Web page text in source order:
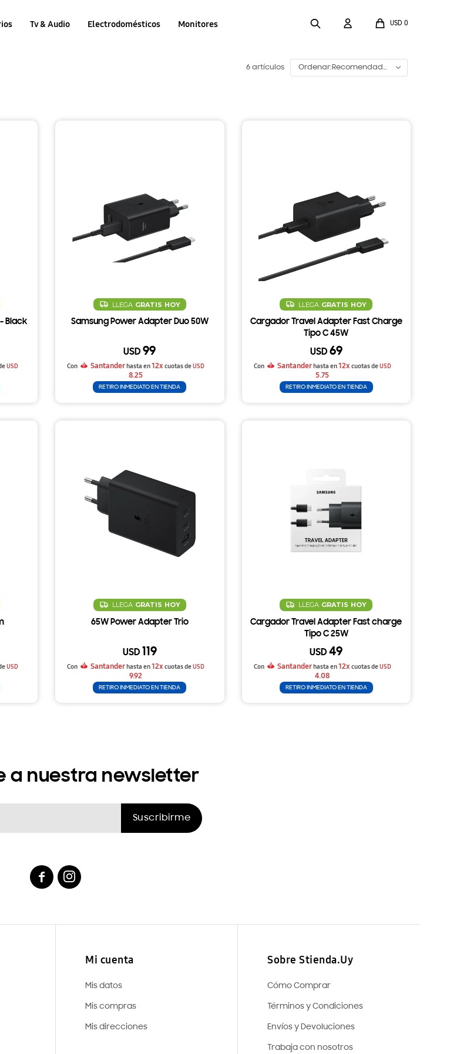
Tv & Audio Electrodomésticos Monitores USD 0
6 artículos Recomendado
Black
USD
LLEGA GRATIS HOY
Samsung Power Adapter Duo 50W
USD 99
Con Santanderhasta en12x cuotas deUSD
8.25
RETIRO INMEDIATO EN TIENDA
LLEGA GRATIS HOY
Cargador Travel Adapter Fast Charge
Tipo C 45W
USD 69
Con Santander hasta en12x cuotas deUSD
5.75
RETIRO INMEDIATO EN TIENDA
USD
LLEGA GRATIS HOY
65W Power Adapter Trio
USD 119
Con Santanderhasta en12x cuotas deUSD
9.92
RETIRO INMEDIATO EN TIENDA
LLEGA GRATIS HOY
Cargador Travel Adapter Fast charge
Tipo C 25W
USD 49
Con Santanderhasta en12x cuotas deUSD
4.08
RETIRO INMEDIATO EN TIENDA
Sobre Stienda.Uy
Cómo Comprar
Términos y Condiciones
Envíos y Devoluciones
Trabaja con nosotros
Mi cuenta
Mis datos
Mis compras
Mis direcciones
a nuestra newsletter
Suscribirme
 